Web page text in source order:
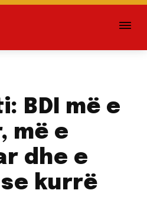
BDI më e
më e
dhe e
kurrë